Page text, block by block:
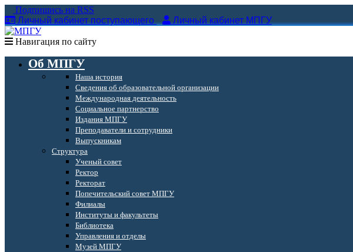
Подпишись на RSS
Личный кабинет поступающего
Личный кабинет МПГУ
Навигация по сайту
Об МПГУ
Наша история
Сведения об образовательной организации
Международная деятельность
Социальное партнерство
Издания МПГУ
Преподаватели и сотрудники
Выпускникам
Структура
Ученый совет
Ректор
Ректорат
Попечительский совет МПГУ
Филиалы
Институты и факультеты
Библиотека
Управления и отделы
Музей МПГУ